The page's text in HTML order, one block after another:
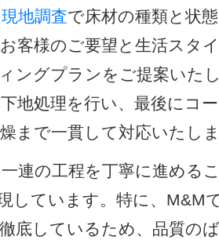
現地調査で床材の種類と状
客様のご要望と生活スタ
ングプランをご提案いた
地処理を行い、最後にコ
まで一貫して対応いたし
連の工程を丁寧に進める
しています。特に、M&M
底しているため、品質の